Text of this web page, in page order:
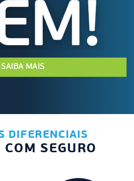
SAIBA MAIS
DIFERENCIAIS
SEGURO